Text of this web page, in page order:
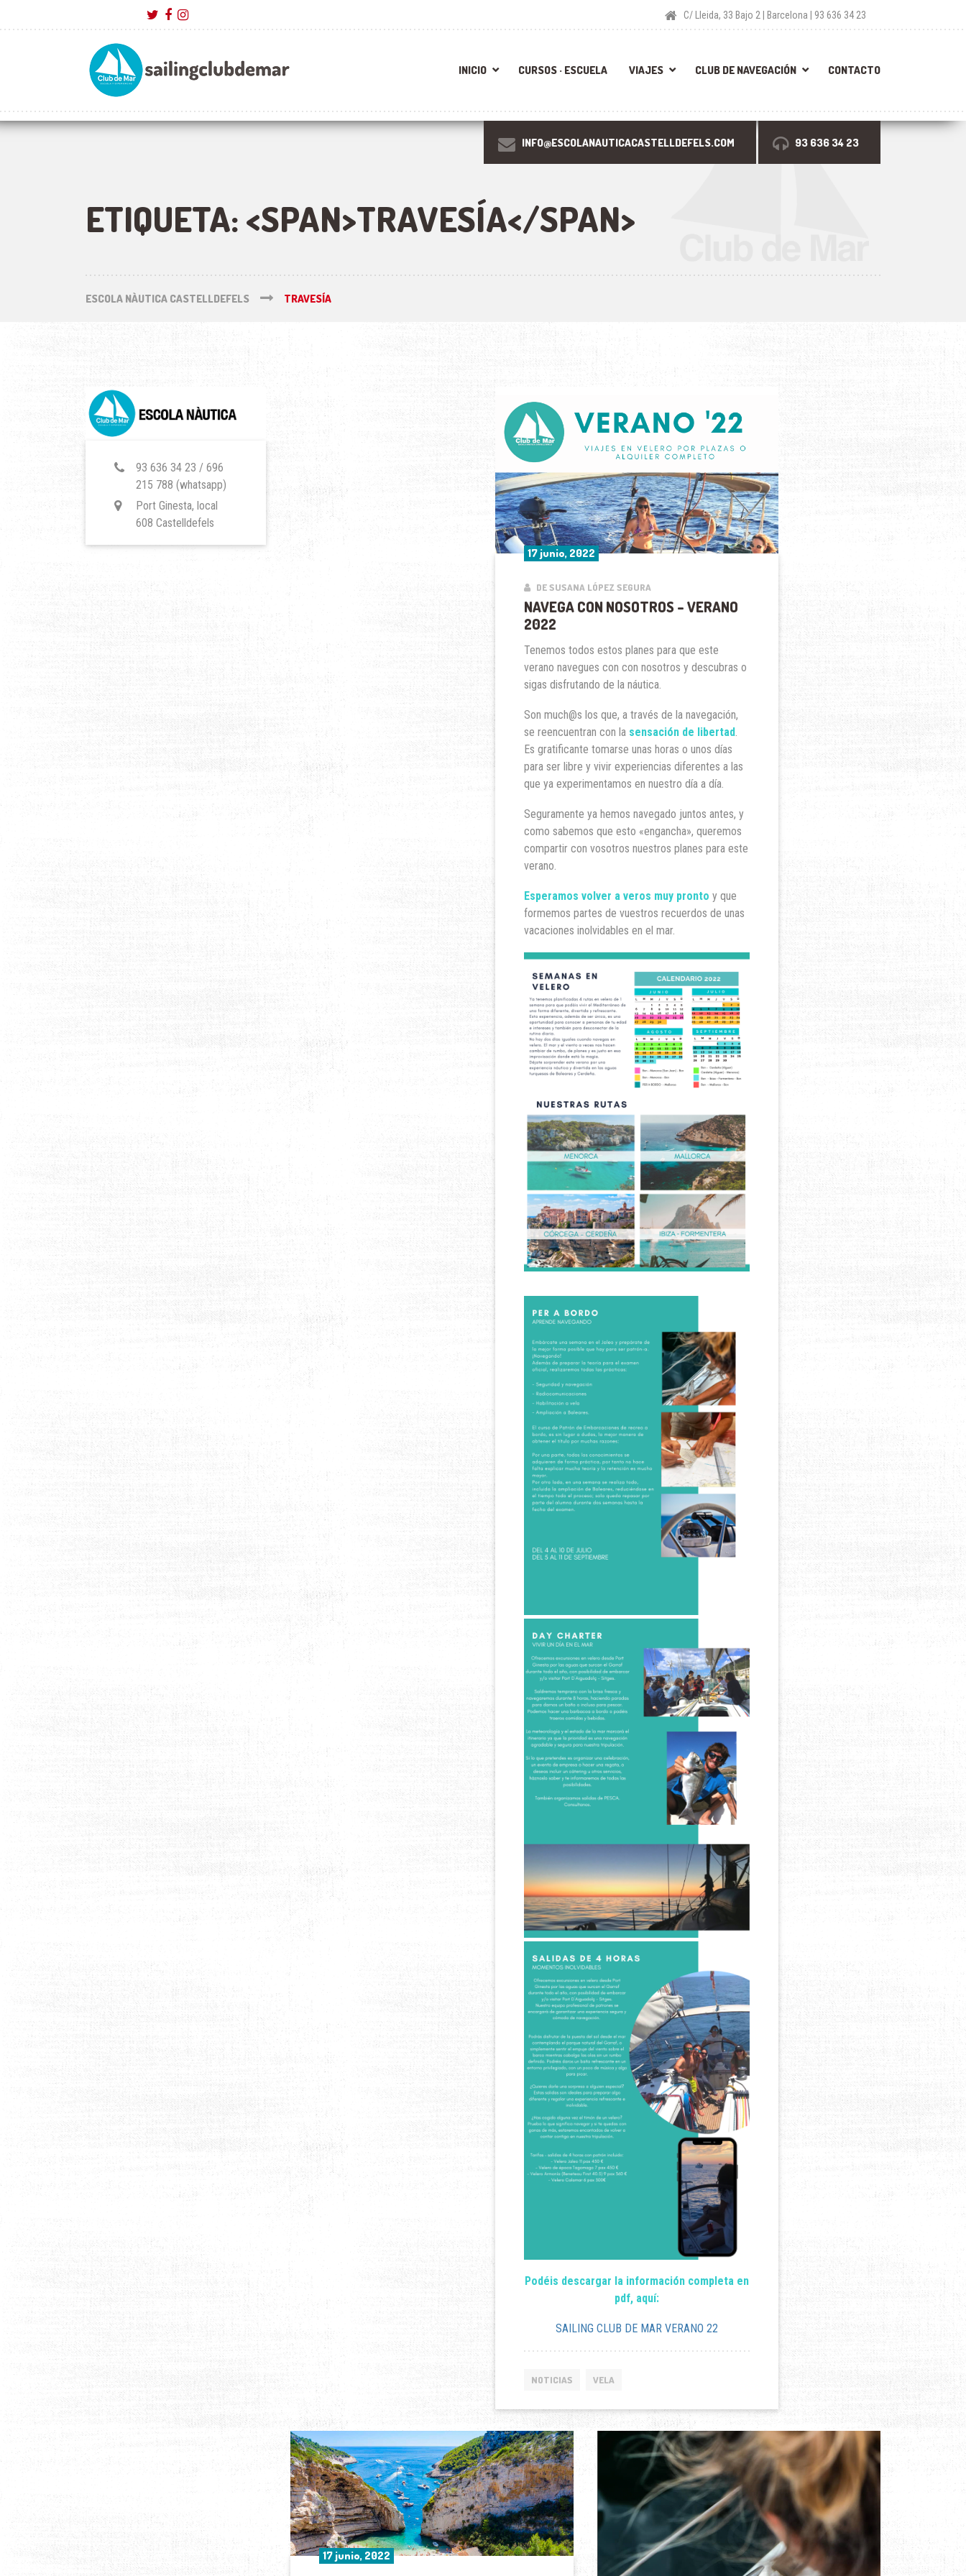
C/ Lleida, 33 Bajo 2 | Barcelona | 93 636 34 23
INICIO CURSOS · ESCUELA VIAJES CLUB DE NAVEGACIÓN CONTACTO
INFO@ESCOLANAUTICACASTELLDEFELS.COM 93 636 34 23
ETIQUETA: <SPAN>TRAVESÍA</SPAN>
ESCOLA NÀUTICA CASTELLDEFELS TRAVESÍA
17 junio, 2022
DE SUSANA LÓPEZ SEGURA
NAVEGA CON NOSOTROS – VERANO
2022
Tenemos todos estos planes para que este
verano navegues con con nosotros y descubras o
sigas disfrutando de la náutica.
Son much@s los que, a través de la navegación,
se reencuentran con la sensación de libertad.
Es gratificante tomarse unas horas o unos días
para ser libre y vivir experiencias diferentes a las
que ya experimentamos en nuestro día a día.
Seguramente ya hemos navegado juntos antes, y
como sabemos que esto «engancha», queremos
compartir con vosotros nuestros planes para este
verano.
Esperamos volver a veros muy pronto y que
formemos partes de vuestros recuerdos de unas
vacaciones inolvidables en el mar.
Podéis descargar la información completa en
pdf, aquí:
SAILING CLUB DE MAR VERANO 22
NOTICIAS VELA
17 junio, 2022
93 636 34 23 / 696
215 788 (whatsapp)
Port Ginesta, local
608 Castelldefels